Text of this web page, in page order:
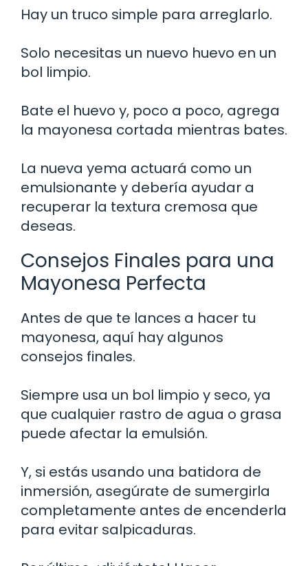
Hay un truco simple para arreglarlo.
Solo necesitas un nuevo huevo en un
bol limpio.
Bate el huevo y, poco a poco, agrega
la mayonesa cortada mientras bates.
La nueva yema actuará como un
emulsionante y debería ayudar a
recuperar la textura cremosa que
deseas.
Consejos Finales para una
Mayonesa Perfecta
Antes de que te lances a hacer tu
mayonesa, aquí hay algunos
consejos finales.
Siempre usa un bol limpio y seco, ya
que cualquier rastro de agua o grasa
puede afectar la emulsión.
Y, si estás usando una batidora de
inmersión, asegúrate de sumergirla
completamente antes de encenderla
para evitar salpicaduras.